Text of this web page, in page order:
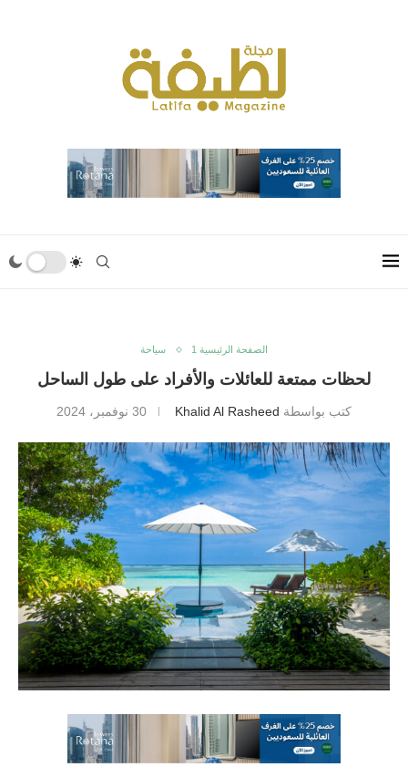
الصفحة الرئيسية 1 سياحة
لحظات ممتعة للعائلات والأفراد على طول الساحل
كتب بواسطة Khalid Al Rasheed 30 نوفمبر، 2024